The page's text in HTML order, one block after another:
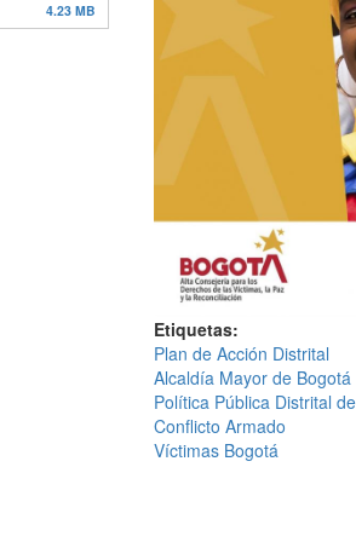
4.23 MB
Etiquetas
Plan de Acción Distrital
Alcaldía Mayor de Bogotá
Política Pública Distrital
Conflicto Armado
Víctimas Bogotá